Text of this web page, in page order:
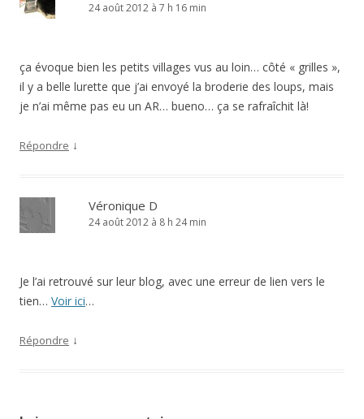
24 août 2012 à 7 h 16 min
ça évoque bien les petits villages vus au loin… côté « grilles »,
il y a belle lurette que j’ai envoyé la broderie des loups, mais
je n’ai même pas eu un AR… bueno… ça se rafraîchit là!
Répondre ↓
Véronique D
24 août 2012 à 8 h 24 min
Je l’ai retrouvé sur leur blog, avec une erreur de lien vers le
tien… Voir ici…
Répondre ↓